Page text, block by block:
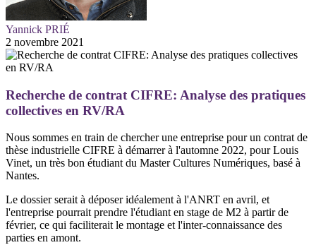
Yannick PRIÉ
2 novembre 2021
Recherche de contrat CIFRE: Analyse des pratiques
collectives en RV/RA
Nous sommes en train de chercher une entreprise pour un contrat de
thèse industrielle CIFRE à démarrer à l'automne 2022, pour Louis
Vinet, un très bon étudiant du Master Cultures Numériques, basé à
Nantes.
Le dossier serait à déposer idéalement à l'ANRT en avril, et
l'entreprise pourrait prendre l'étudiant en stage de M2 à partir de
février, ce qui faciliterait le montage et l'inter-connaissance des
parties en amont.